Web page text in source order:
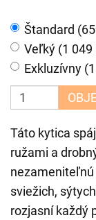
Štandard
Veľký (1 049
Exkluzívny
Táto kytica
ružami a
sviežich,
rozjasní každý